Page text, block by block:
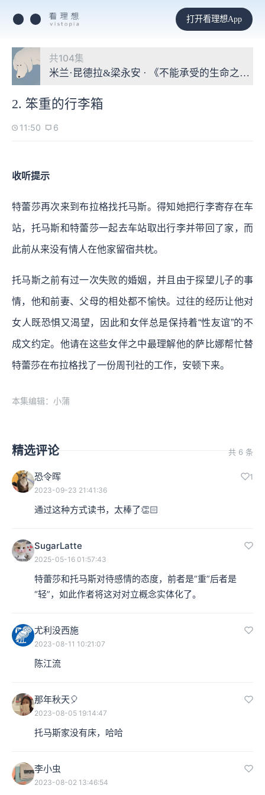
打开看理想App
共104集
米兰·昆德拉&梁永安 · 《不能承受的生命之轻》
2. 笨重的行李箱
11:50 6
收听提示
特蕾莎再次来到布拉格找托马斯。得知她把行李寄存在车
站，托马斯和特蕾莎一起去车站取出行李并带回了家，而
此前从来没有情人在他家留宿共枕。
托马斯之前有过一次失败的婚姻，并且由于探望儿子的事
情，他和前妻、父母的相处都不愉快。过往的经历让他对
女人既恐惧又渴望，因此和女伴总是保持着“性友谊”的不
成文约定。他请在这些女伴之中最理解他的萨比娜帮忙替
特蕾莎在布拉格找了一份周刊社的工作，安顿下来。
本集编辑：小蒲
精选评论 共 6 条
恐令晖 1
2023-09-23 21:41:36
通过这种方式读书，太棒了👏🏻
SugarLatte
2025-05-16 01:57:43
特蕾莎和托马斯对待感情的态度，前者是“重”后者是
“轻”，如此作者将这对对立概念实体化了。
尤利没西施
2023-08-11 10:21:07
陈江流
那年秋天🎈
2023-08-05 19:14:47
托马斯家没有床，哈哈
李小虫
2023-08-02 13:46:54